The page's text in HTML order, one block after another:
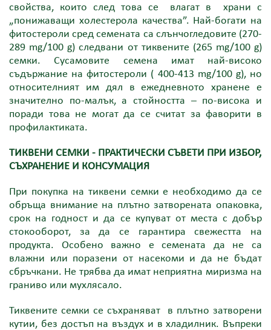
свойства, които след това се влагат в храни с
„понижаващи холестерола качества”. Най-богати на
фитостероли сред семената са слънчогледовите (270-
289 mg/100 g) следвани от тиквените (265 mg/100 g)
семки. Сусамовите семена имат най-високо
съдържание на фитостероли ( 400-413 mg/100 g), но
относителният им дял в ежедневното хранене е
значително по-малък, а стойността – по-висока и
поради това не могат да се считат за фаворити в
профилактиката.
ТИКВЕНИ СЕМКИ - ПРАКТИЧЕСКИ СЪВЕТИ ПРИ ИЗБОР,
СЪХРАНЕНИЕ И КОНСУМАЦИЯ
При покупка на тиквени семки е необходимо да се
обръща внимание на плътно затворената опаковка,
срок на годност и да се купуват от места с добър
стокооборот, за да се гарантира свежестта на
продукта. Особено важно е семената да не са
влажни или поразени от насекоми и да не бъдат
сбръчкани. Не трябва да имат неприятна миризма на
граниво или мухлясало.
Тиквените семки се съхраняват в плътно затворени
кутии, без достъп на въздух и в хладилник. Въпреки